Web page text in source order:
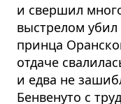
и свершил
выстрелом
принца
отдаче
и едва не
Бенвенуто с